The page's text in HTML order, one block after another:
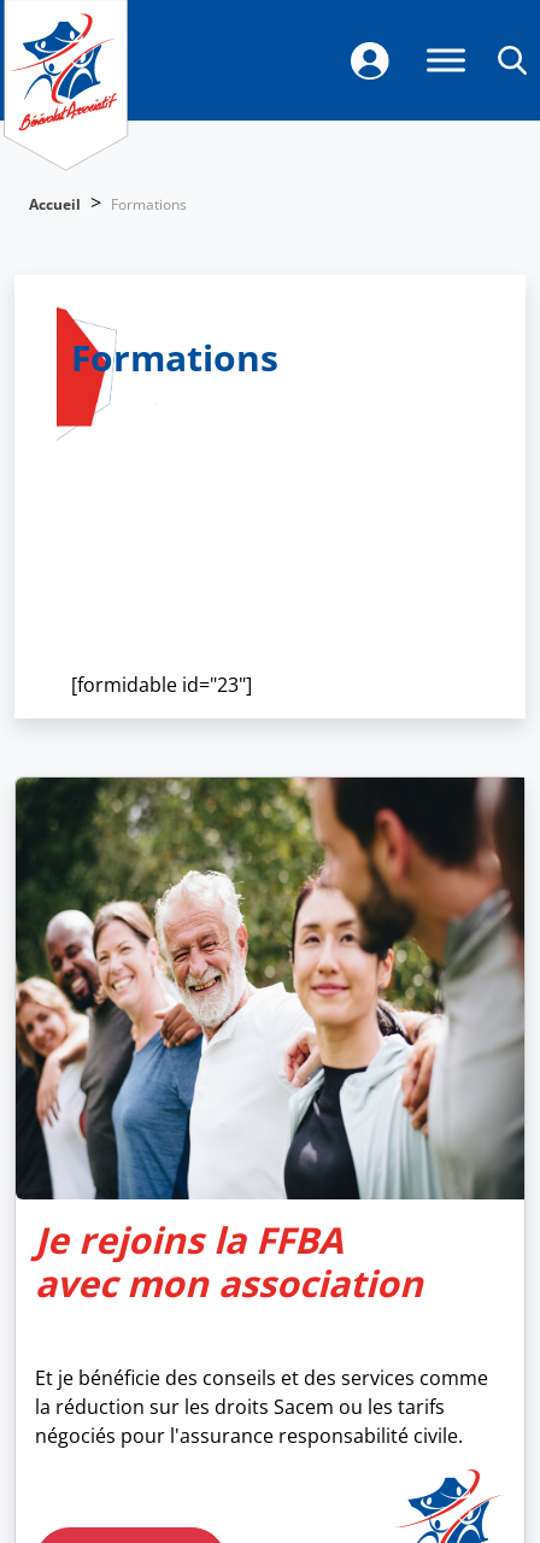
Accueil > Formations
Formations
[formidable id="23"]
Je rejoins la FFBA
avec mon association
Et je bénéficie des conseils et des services comme
la réduction sur les droits Sacem ou les tarifs
négociés pour l'assurance responsabilité civile.